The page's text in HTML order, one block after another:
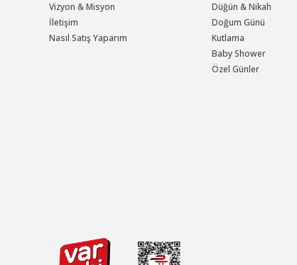
Vizyon & Misyon
İletişim
Nasıl Satış Yaparım
Düğün & Nikah
Doğum Günü
Kutlama
Baby Shower
Özel Günler